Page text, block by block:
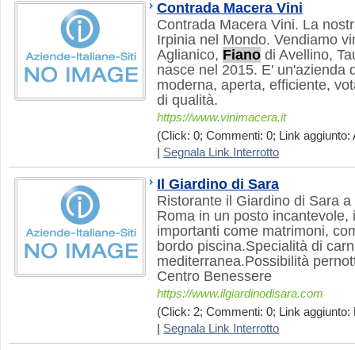
Contrada Macera Vini
Contrada Macera Vini. La
Irpinia nel Mondo. Vendiamo
Aglianico, Fiano di Avellino,
nasce nel 2015. E' un'azienda
moderna, aperta, efficiente,
di qualità.
https://www.vinimacera.it
(Click: 0; Commenti: 0; Link aggiunto:
Segnala Link Interrotto
Il Giardino di Sara
Ristorante il Giardino di Sara
Roma in un posto
importanti come matrimoni,
bordo piscina.Specialità di
mediterranea.Possibilità
Centro Benessere
https://www.ilgiardinodisara.com
(Click: 2; Commenti: 0; Link aggiunto:
Segnala Link Interrotto